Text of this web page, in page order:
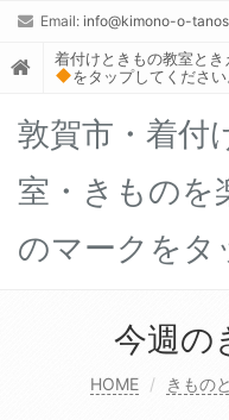
Email: info@kimono-o-
着付けときもの教室とき
をタップしてください
敦賀市・着付
室・きもの
のマークをタ
今週の
HOME きもの